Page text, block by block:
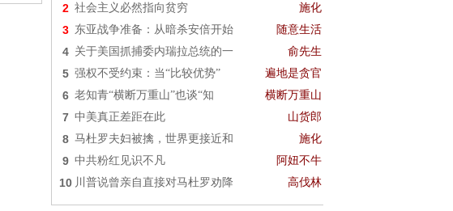
2 社会主义必然指向贫穷 施化
3 东亚战争准备：从暗杀安倍开始 随意生活
4 关于美国抓捕委内瑞拉总统的一 俞先生
5 强权不受约束：当“比较优势” 遍地是贪官
6 老知青“横断万重山”也谈“知 横断万重山
7 中美真正差距在此 山货郎
8 马杜罗夫妇被擒，世界更接近和 施化
9 中共粉红见识不凡 阿妞不牛
10 川普说曾亲自直接对马杜罗劝降 高伐林